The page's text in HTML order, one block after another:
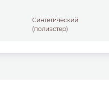
синтетический
(полиэстер)